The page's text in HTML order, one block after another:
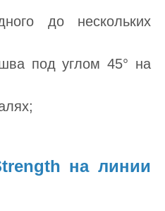
до нескольких
под углом 45° на
на линии